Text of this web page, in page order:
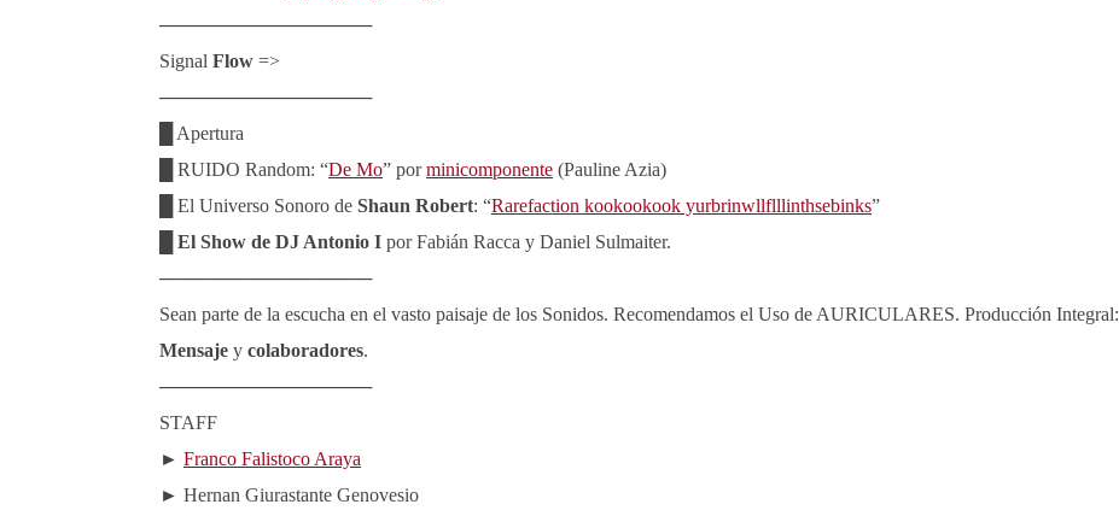
────────────────
Signal Flow =>
────────────────
█ Apertura
█ RUIDO Random: “De Mo” porminicomponente (Pauline Azia)
█ El Universo Sonoro de Shaun Robert: “Rarefaction kookookook yurbrinwllflllinthsebinks”
El Show de DJ Antonio I por Fabián Racca y Daniel Sulmaiter.
────────────────
Sean parte de la escucha en el vasto paisaje de los Sonidos. Recomendamos el Uso de AURICULARES. Producción Integral:
Mensaje y colaboradores.
────────────────
STAFF
► Franco Falistoco Araya
► Hernan Giurastante Genovesio